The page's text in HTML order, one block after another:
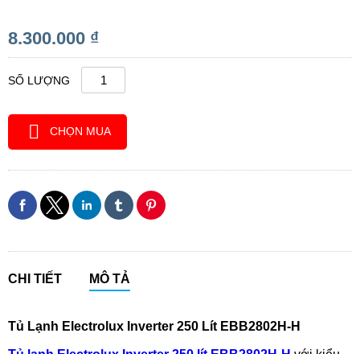
8.300.000 ₫
SỐ LƯỢNG
CHỌN MUA
CHI TIẾT MÔ TẢ
Tủ Lạnh Electrolux Inverter 250 Lít EBB2802H-H